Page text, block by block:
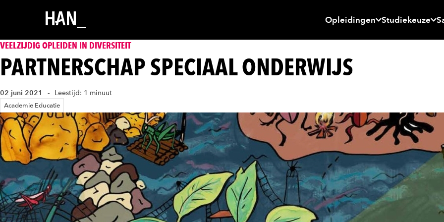
Opleidingen Studiekeuze
VEELZIJDIG OPLEIDEN IN DIVERSITEIT
PARTNERSCHAP SPECIAAL ONDERWIJS
02 juni 2021 Leestijd: 1 minuut
Academie Educatie